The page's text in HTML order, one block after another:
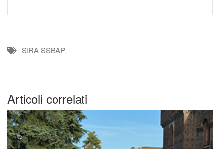
SIRA SSBAP
Articoli correlati